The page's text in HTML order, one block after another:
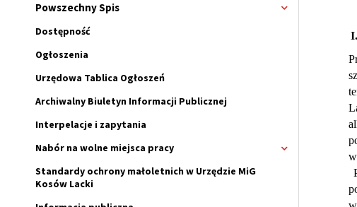
Powszechny Spis
Rozwiń
Dostępność
Ogłoszenia
Urzędowa Tablica Ogłoszeń
Archiwalny Biuletyn Informacji Publicznej
Interpelacje i zapytania
Nabór na wolne miejsca pracy
Rozwiń
Standardy ochrony małoletnich w Urzędzie MiG
Kosów Lacki